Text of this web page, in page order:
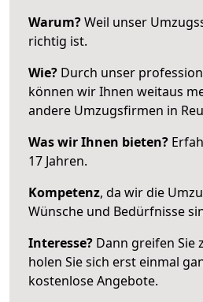
Warum?Weil unser
richtig ist.
Wie? Durch unser
können wir Ihnen weitaus
andere Umzugsfirmen in
Was wir Ihnen bieten?
17 Jahren.
Kompetenz, da wir die
Wünsche und Bedürfnisse
Interesse? Dann greifen Sie
holen Sie sich erst einmal
kostenlose Angebote.